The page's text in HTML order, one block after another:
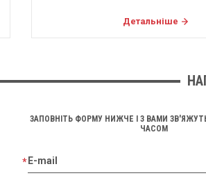
Детальніше
ЗАПОВНІТЬ ФОРМУ НИЖЧЕ І З ВАМИ
ЧАСОМ
E-mail